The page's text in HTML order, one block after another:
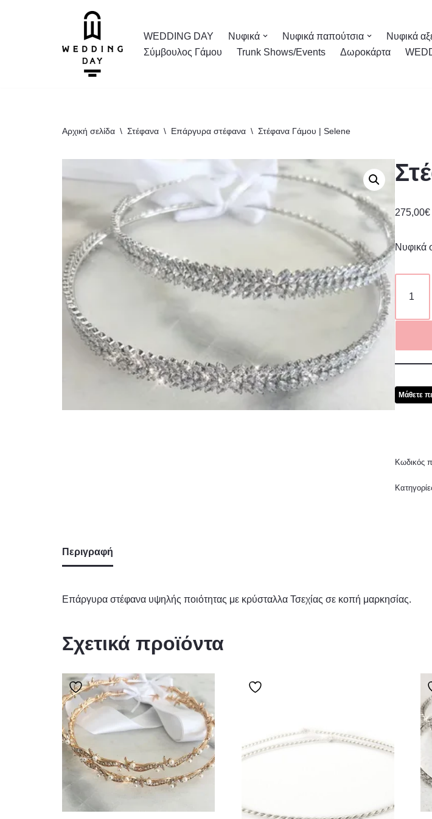
WEDDING DAY Νυφικά Νυφικά παπούτσια Νυφικά
Σύμβουλος Γάμου
Trunk Shows/Events Δωροκάρτα
Αρχική σελίδα \ Στέφανα \ Επάργυρα στέφανα \ Στέφανα Γάμου | Selene
275,00€
Νυφικά
Μάθετε
Κωδικός
Περιγραφή
Επάργυρα στέφανα υψηλής ποιότητας με κρύσταλλα Τσεχίας σε κοπή μαρκησίας.
Σχετικά προϊόντα